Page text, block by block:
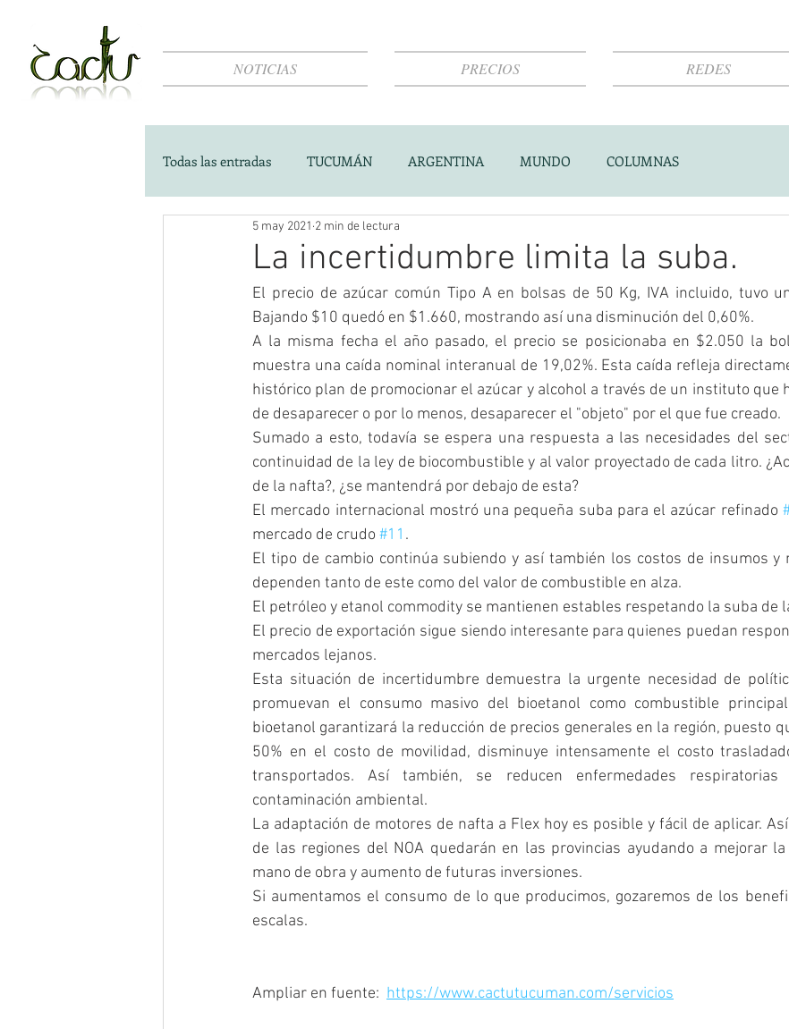
NOTICIAS PRECIOS REDES
Todas las entradas TUCUMÁN ARGENTINA MUNDO COLUMNAS
La incertidumbre limita la suba.
5 may 2021 2 min de lectura
El precio de azúcar común Tipo A en bolsas de 50 Kg, IVA incluido, tuvo
Bajando $10 quedó en $1.660, mostrando así una disminución del 0,60%.
A la misma fecha el año pasado, el precio se posicionaba en $2.050 la
muestra una caída nominal interanual de 19,02%. Esta caída refleja
histórico plan de promocionar el azúcar y alcohol a través de un instituto que
de desaparecer o por lo menos, desaparecer el "objeto" por el que fue creado.
Sumado a esto, todavía se espera una respuesta a las necesidades del
continuidad de la ley de biocombustible y al valor proyectado de cada litro.
de la nafta?, ¿se mantendrá por debajo de esta?
El mercado internacional mostró una pequeña suba para el azúcar refinado
mercado de crudo #11 .
El tipo de cambio continúa subiendo y así también los costos de insumos y
dependen tanto de este como del valor de combustible en alza.
El petróleo y etanol commodity se mantienen estables respetando la suba de
El precio de exportación sigue siendo interesante para quienes puedan
mercados lejanos.
Esta situación de incertidumbre demuestra la urgente necesidad de
promuevan el consumo masivo del bioetanol como combustible
bioetanol garantizará la reducción de precios generales en la región, puesto
50% en el costo de movilidad, disminuye intensamente el costo
transportados. Así también, se reducen enfermedades respiratorias
contaminación ambiental.
La adaptación de motores de nafta a Flex hoy es posible y fácil de aplicar.
de las regiones del NOA quedarán en las provincias ayudando a mejorar
mano de obra y aumento de futuras inversiones.
Si aumentamos el consumo de lo que producimos, gozaremos de los
escalas.
Ampliar en fuente: https://www.cactutucuman.com/servicios